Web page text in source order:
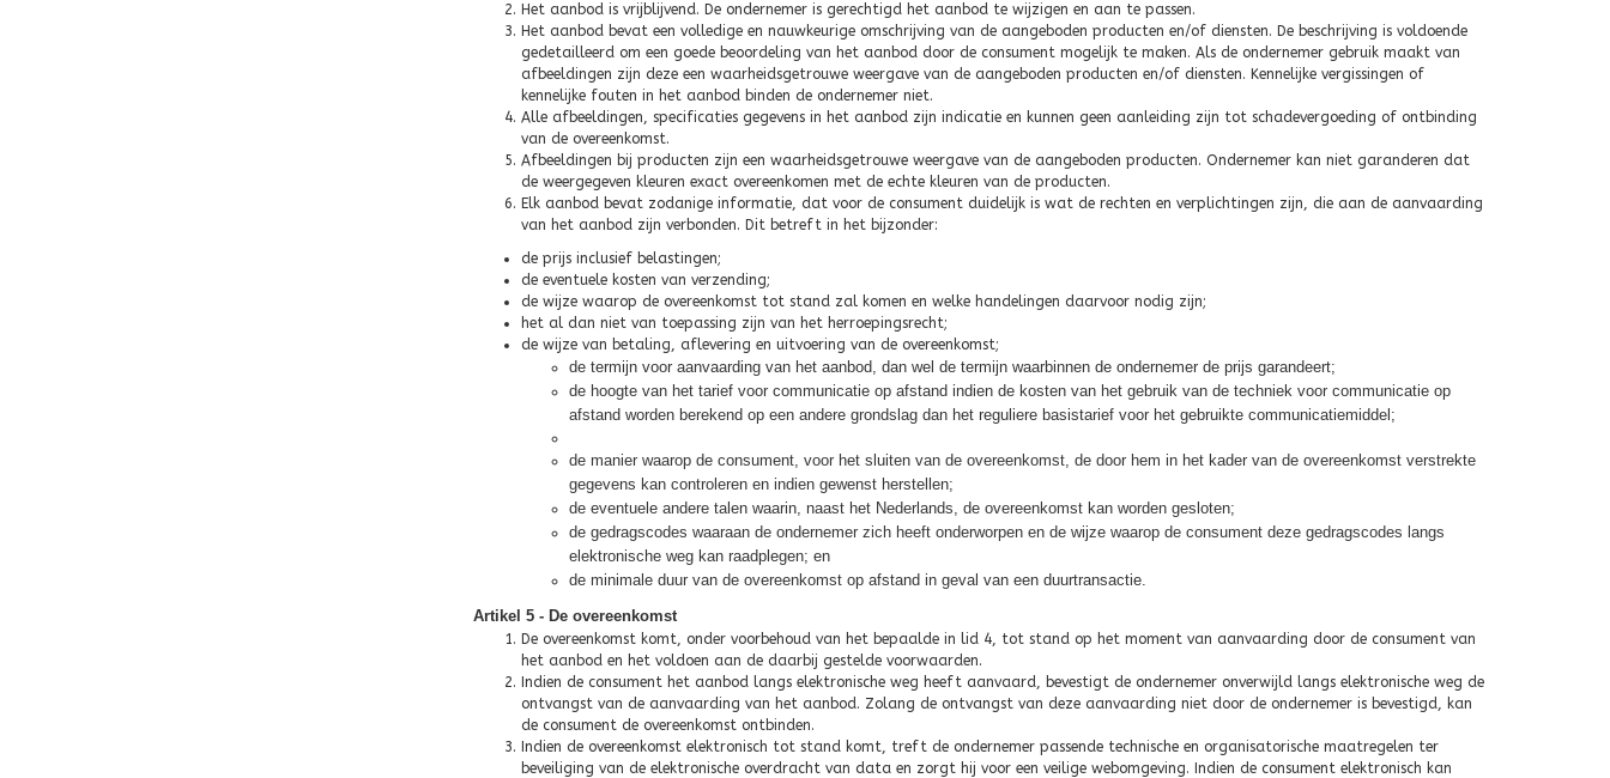
Het aanbod is vrijblijvend. De ondernemer is gerechtigd het aanbod te wijzigen en aan te passen.
Het aanbod bevat een volledige en nauwkeurige omschrijving van de aangeboden producten en/of diensten. De beschrijving is voldoende
gedetailleerd om een goede beoordeling van het aanbod door de consument mogelijk te maken. Als de ondernemer gebruik maakt van
afbeeldingen zijn deze een waarheidsgetrouwe weergave van de aangeboden producten en/of diensten. Kennelijke vergissingen of
kennelijke fouten in het aanbod binden de ondernemer niet.
Alle afbeeldingen, specificaties gegevens in het aanbod zijn indicatie en kunnen geen aanleiding zijn tot schadevergoeding of ontbinding
van de overeenkomst.
Afbeeldingen bij producten zijn een waarheidsgetrouwe weergave van de aangeboden producten. Ondernemer kan niet garanderen dat
de weergegeven kleuren exact overeenkomen met de echte kleuren van de producten.
Elk aanbod bevat zodanige informatie, dat voor de consument duidelijk is wat de rechten en verplichtingen zijn, die aan de aanvaarding
van het aanbod zijn verbonden. Dit betreft in het bijzonder:
de prijs inclusief belastingen;
de eventuele kosten van verzending;
de wijze waarop de overeenkomst tot stand zal komen en welke handelingen daarvoor nodig zijn;
het al dan niet van toepassing zijn van het herroepingsrecht;
de wijze van betaling, aflevering en uitvoering van de overeenkomst;
de termijn voor aanvaarding van het aanbod, dan wel de termijn waarbinnen de ondernemer de prijs garandeert;
de hoogte van het tarief voor communicatie op afstand indien de kosten van het gebruik van de techniek voor communicatie op
afstand worden berekend op een andere grondslag dan het reguliere basistarief voor het gebruikte communicatiemiddel;
de manier waarop de consument, voor het sluiten van de overeenkomst, de door hem in het kader van de overeenkomst verstrekte
gegevens kan controleren en indien gewenst herstellen;
de eventuele andere talen waarin, naast het Nederlands, de overeenkomst kan worden gesloten;
de gedragscodes waaraan de ondernemer zich heeft onderworpen en de wijze waarop de consument deze gedragscodes langs
elektronische weg kan raadplegen; en
de minimale duur van de overeenkomst op afstand in geval van een duurtransactie.
Artikel 5 - De overeenkomst
De overeenkomst komt, onder voorbehoud van het bepaalde in lid 4, tot stand op het moment van aanvaarding door de consument van
het aanbod en het voldoen aan de daarbij gestelde voorwaarden.
Indien de consument het aanbod langs elektronische weg heeft aanvaard, bevestigt de ondernemer onverwijld langs elektronische weg de
ontvangst van de aanvaarding van het aanbod. Zolang de ontvangst van deze aanvaarding niet door de ondernemer is bevestigd, kan
de consument de overeenkomst ontbinden.
Indien de overeenkomst elektronisch tot stand komt, treft de ondernemer passende technische en organisatorische maatregelen ter
beveiliging van de elektronische overdracht van data en zorgt hij voor een veilige webomgeving. Indien de consument elektronisch kan